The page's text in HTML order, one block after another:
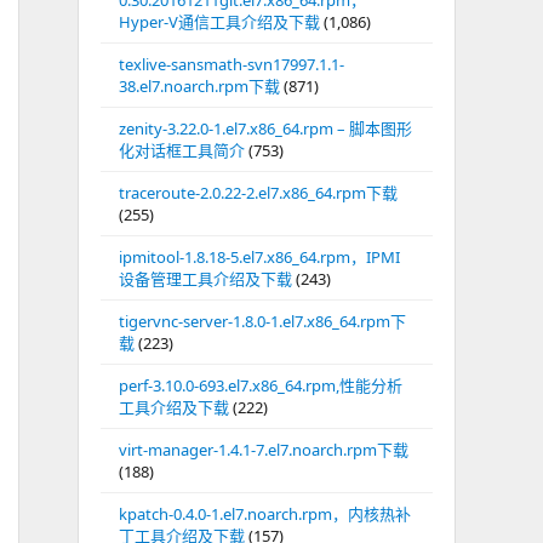
Hyper-V通信工具介绍及下载(1,086)
texlive-sansmath-svn17997.1.1-
38.el7.noarch.rpm下载(871)
zenity-3.22.0-1.el7.x86_64.rpm – 脚本图形
化对话框工具简介(753)
traceroute-2.0.22-2.el7.x86_64.rpm下载
(255)
ipmitool-1.8.18-5.el7.x86_64.rpm，IPMI
设备管理工具介绍及下载(243)
tigervnc-server-1.8.0-1.el7.x86_64.rpm下
载(223)
perf-3.10.0-693.el7.x86_64.rpm,性能分析
工具介绍及下载(222)
virt-manager-1.4.1-7.el7.noarch.rpm下载
(188)
kpatch-0.4.0-1.el7.noarch.rpm，内核热补
丁工具介绍及下载(157)